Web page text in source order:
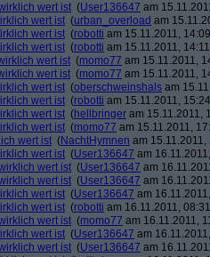
wert ist (User136647 am
wert ist (urban_overload am
wert ist (robotti am 15.11.2011,
wert ist (robotti am 15.11.2011,
wert ist (momo77 am 15.11.2011,
wert ist (momo77 am 15.11.2011,
wert ist (oberschweinshals am
wert ist (robotti am 15.11.2011,
wert ist (hellbringer am 15.11.2011,
wert ist (momo77 am 15.11.2011,
wert ist (NachtHymnen am 15.11.2011,
wert ist (User136647 am
wert ist (User136647 am
wert ist (User136647 am
wert ist (User136647 am
wert ist (robotti am 16.11.2011,
wert ist (momo77 am 16.11.2011,
wert ist (User136647 am
wert ist (User136647 am